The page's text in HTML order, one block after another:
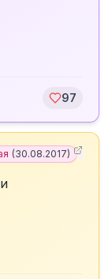
97
(30.08.2017)